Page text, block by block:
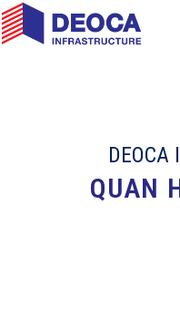
QUAN